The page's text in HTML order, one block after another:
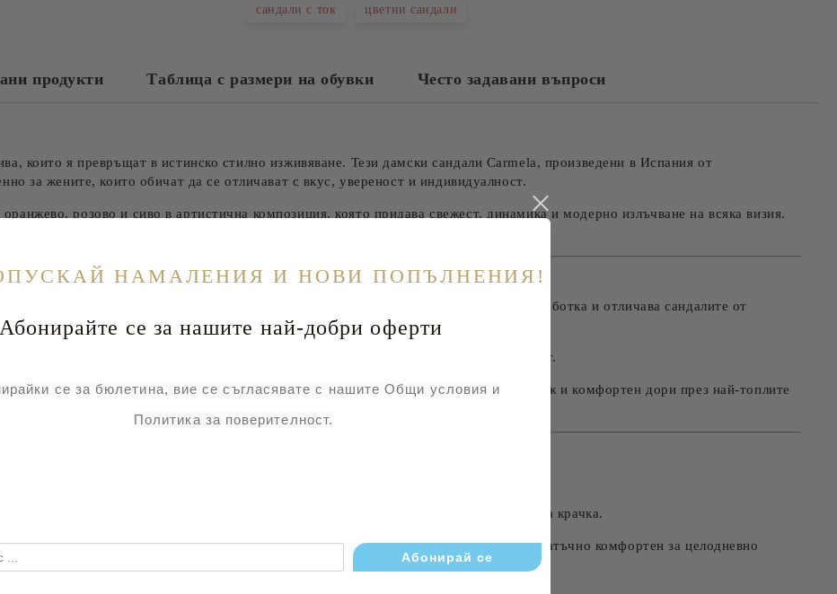
сандали с ток цветни сандали
продукти Таблица с размери на обувки Често задавани въпроси
които я превръщат в истинско стилно изживяване. Тези дамски сандали Carmela, произведени в Испания от
за жените, които обичат да се отличават с вкус, увереност и индивидуалност.
розово и сиво в артистична композиция, която придава свежест, динамика и модерно излъчване на всяка визия.
който носи настроение, стил и усещане за свобода.
на този модел. Ръчно вдъхновеният дизайн създава усещане за бутикова изработка и отличава сандалите от
прави сандалите лесен начин да внесеш индивидуалност дори в най-семплия аутфит.
функция – позволява отлична циркулация на въздуха и поддържа крака свеж и комфортен дори през най-топлите
че да осигуряват максимален комфорт при продължително носене.
форма на стъпалото и осигуряват стабилност, мекота и лекота при всяка крачка.
между елегантност и удобство – достатъчно висок, за да издължи силуета, и достатъчно комфортен за целодневно
НАМАЛЕНИЯ И НОВИ ПОПЪЛНЕНИЯ!
се за нашите най-добри оферти
се за бюлетина, вие се съгласявате с нашите Общи условия и
Политика за поверителност.